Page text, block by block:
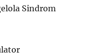
Sindrom